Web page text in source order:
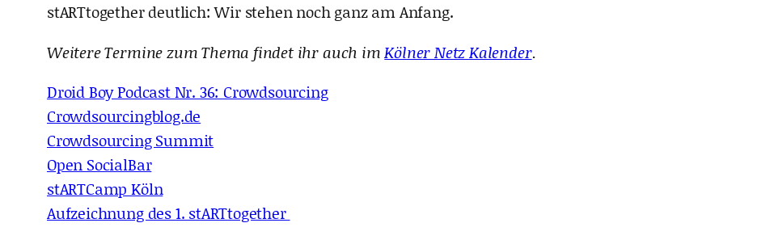
stARTtogether deutlich: Wir stehen noch ganz am Anfang.
Weitere Termine zum Thema findet ihr auch imKölner Netz Kalender.
Droid Boy Podcast Nr. 36: Crowdsourcing
Crowdsourcingblog.de
Crowdsourcing Summit
Open SocialBar
stARTCamp Köln
Aufzeichnung des 1. stARTtogether